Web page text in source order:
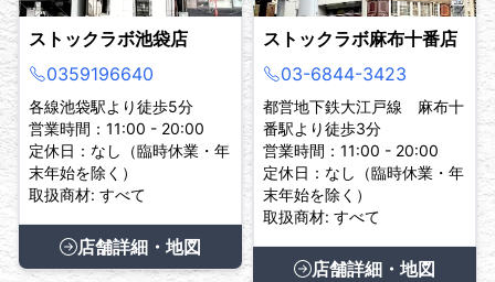
ストックラボ池袋店
0359196640
各線池袋駅より徒歩5分
営業時間：11:00 - 20:00
定休日：なし（臨時休業・年
末年始を除く）
取扱商材: すべて
店舗詳細・地図
ストックラボ麻布十番店
03-6844-3423
都営地下鉄大江戸線 麻布十
番駅より徒歩3分
営業時間：11:00 - 20:00
定休日：なし（臨時休業・年
末年始を除く）
取扱商材: すべて
店舗詳細・地図